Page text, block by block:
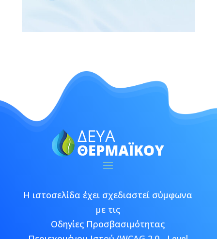
Η ιστοσελίδα έχει σχεδιαστεί σύμφωνα
με τις
Οδηγίες Προσβασιμότητας